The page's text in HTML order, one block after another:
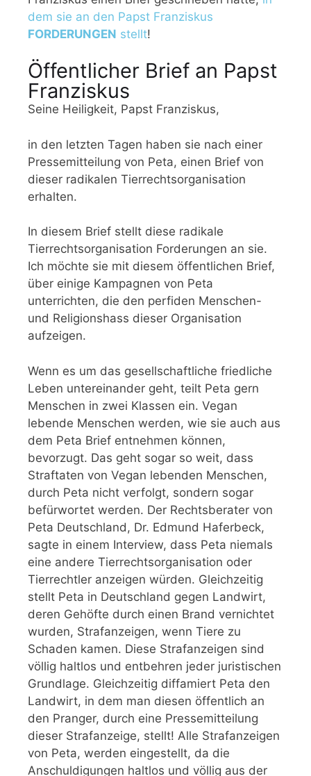
dem sie an den Papst Franziskus
FORDERUNGEN stellt!
Öffentlicher Brief an Papst
Franziskus
Seine Heiligkeit, Papst Franziskus,
in den letzten Tagen haben sie nach einer
Pressemitteilung von Peta, einen Brief von
dieser radikalen Tierrechtsorganisation
erhalten.
In diesem Brief stellt diese radikale
Tierrechtsorganisation Forderungen an sie.
Ich möchte sie mit diesem öffentlichen Brief,
über einige Kampagnen von Peta
unterrichten, die den perfiden Menschen-
und Religionshass dieser Organisation
aufzeigen.
Wenn es um das gesellschaftliche friedliche
Leben untereinander geht, teilt Peta gern
Menschen in zwei Klassen ein. Vegan
lebende Menschen werden, wie sie auch aus
dem Peta Brief entnehmen können,
bevorzugt. Das geht sogar so weit, dass
Straftaten von Vegan lebenden Menschen,
durch Peta nicht verfolgt, sondern sogar
befürwortet werden. Der Rechtsberater von
Peta Deutschland, Dr. Edmund Haferbeck,
sagte in einem Interview, dass Peta niemals
eine andere Tierrechtsorganisation oder
Tierrechtler anzeigen würden. Gleichzeitig
stellt Peta in Deutschland gegen Landwirt,
deren Gehöfte durch einen Brand vernichtet
wurden, Strafanzeigen, wenn Tiere zu
Schaden kamen. Diese Strafanzeigen sind
völlig haltlos und entbehren jeder juristischen
Grundlage. Gleichzeitig diffamiert Peta den
Landwirt, in dem man diesen öffentlich an
den Pranger, durch eine Pressemitteilung
dieser Strafanzeige, stellt! Alle Strafanzeigen
von Peta, werden eingestellt, da die
Anschuldigungen haltlos und völlig aus der